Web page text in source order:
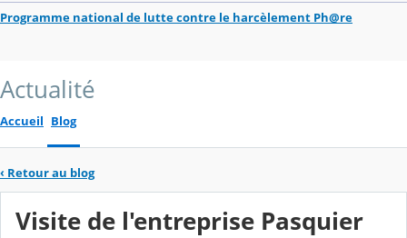
Programme national de lutte contre le harcèlement Ph@re
Actualité
Accueil Blog
‹ Retour au blog
Visite de l'entreprise Pasquier